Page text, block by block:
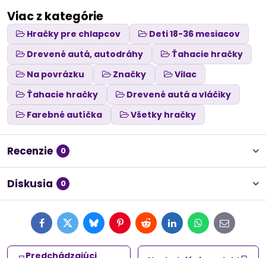
Viac z kategórie
Hračky pre chlapcov
Deti 18-36 mesiacov
Drevené autá, autodráhy
Ťahacie hračky
Na povrázku
Značky
Vilac
Ťahacie hračky
Drevené autá a vláčiky
Farebné autíčka
Všetky hračky
Recenzie 0
Diskusia 0
FacebookTwitterBlueskyPinterestRedditLinkedInWhatsApp
E-
mail
Predchádzajúci